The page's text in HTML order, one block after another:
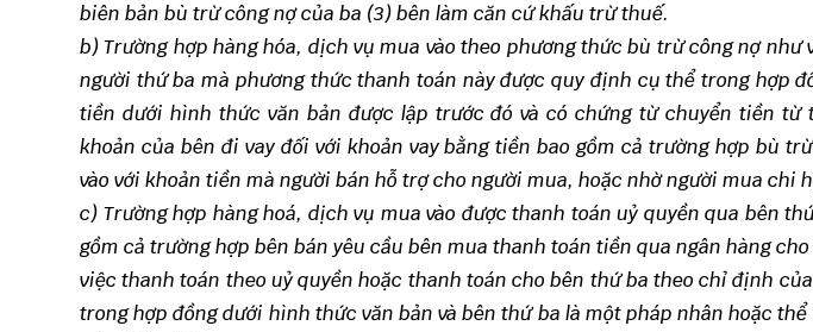
biên bản bù trừ công nợ của ba (3) bên làm căn cứ khấu trừ thuế.
b) Trường hợp hàng hóa, dịch vụ mua vào theo phương thức bù trừ công nợ
người thứ ba mà phương thức thanh toán này được quy định cụ thể trong hợp
tiền dưới hình thức văn bản được lập trước đó và có chứng từ chuyển tiền từ
khoản của bên đi vay đối với khoản vay bằng tiền bao gồm cả trường hợp bù
vào với khoản tiền mà người bán hỗ trợ cho người mua, hoặc nhờ người mua chi
c) Trường hợp hàng hoá, dịch vụ mua vào được thanh toán uỷ quyền qua bên
gồm cả trường hợp bên bán yêu cầu bên mua thanh toán tiền qua ngân hàng
việc thanh toán theo uỷ quyền hoặc thanh toán cho bên thứ ba theo chỉ định
trong hợp đồng dưới hình thức văn bản và bên thứ ba là một pháp nhân hoặc